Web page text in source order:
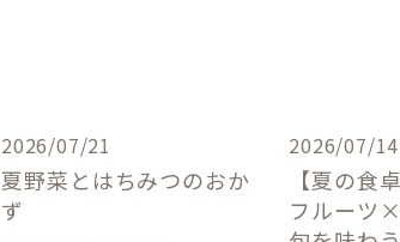
2026/07/21
夏野菜とはちみつのおか
ず
2026/07/14
【夏の食
フルーツ